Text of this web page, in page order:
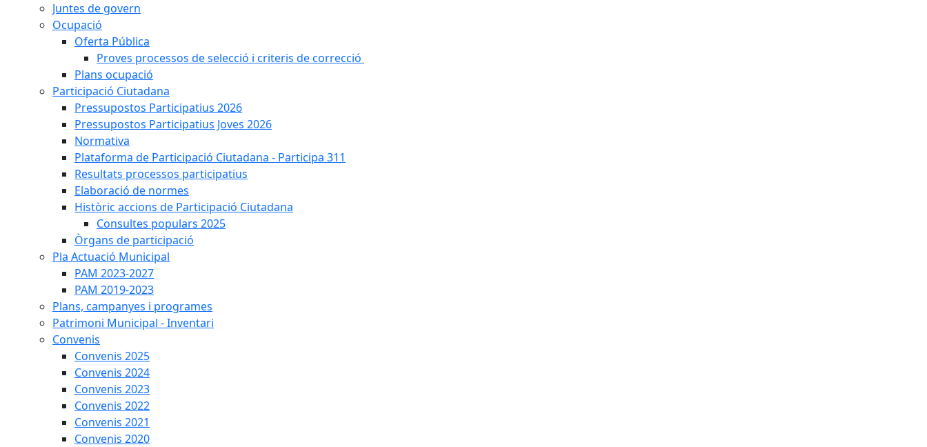
Juntes de govern
Ocupació
Oferta Pública
Proves processos de selecció i criteris de correcció
Plans ocupació
Participació Ciutadana
Pressupostos Participatius 2026
Pressupostos Participatius Joves 2026
Normativa
Plataforma de Participació Ciutadana - Participa 311
Resultats processos participatius
Elaboració de normes
Històric accions de Participació Ciutadana
Consultes populars 2025
Òrgans de participació
Pla Actuació Municipal
PAM 2023-2027
PAM 2019-2023
Plans, campanyes i programes
Patrimoni Municipal - Inventari
Convenis
Convenis 2025
Convenis 2024
Convenis 2023
Convenis 2022
Convenis 2021
Convenis 2020